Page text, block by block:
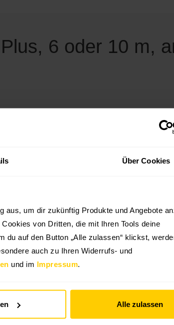
Über Cookies
um dir zukünftig Produkte und Angebote
von Dritten, die mit Ihren Tools deine
du auf den Button „Alle zulassen“ klickst,
auch zu Ihren Widerrufs- und
und im Impressum.
Alle zulassen
6 oder 10 m,
vor Zugluft, Kälte, Feuchtigkeit und
wird an der Fenster- oder Türfalz
sind 2 x 3 m bzw. 2 x 5 m
in Anthrazit erhältlich.